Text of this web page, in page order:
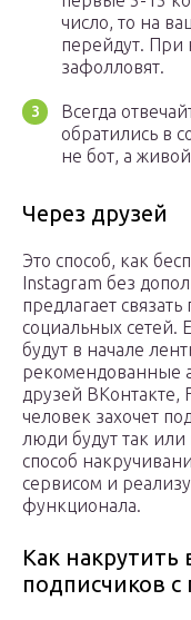
число, то на
перейдут. При
зафолловят.
Всегда
обратились в
не бот, а
Через друзей
Это способ, как
Instagram без
предлагает
социальных сетей.
будут в начале
рекомендованные
друзей ВКонтакте,
человек захочет
люди будут так или
способ
сервисом и
функционала.
Как накрутить
подписчиков